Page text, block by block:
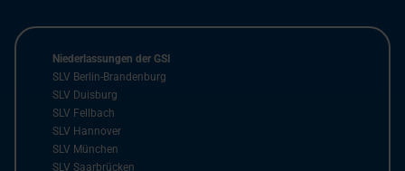
Niederlassungen der GSI
SLV Berlin-Brandenburg
SLV Duisburg
SLV Fellbach
SLV Hannover
SLV München
SLV Saarbrücken